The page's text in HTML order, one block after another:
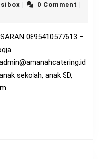
Di
knasibox
| 0 Comment |
admin@amanahcatering.id
sekolah, anak SD,